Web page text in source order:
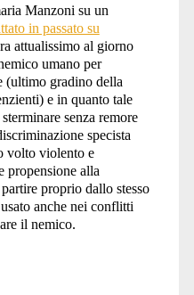
Manzoni su un
in passato su
attualissimo al giorno
umano per
gradino della
e in quanto tale
senza remore
specista
volto violento e
propensione alla
proprio dallo stesso
anche nei conflitti
il nemico.